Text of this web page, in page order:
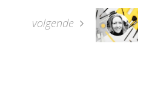
volgende